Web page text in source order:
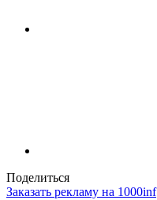
Поделиться
Заказать рекламу на 1000inf